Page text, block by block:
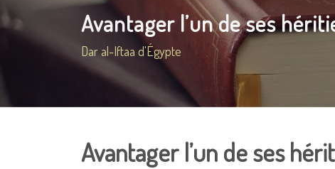
Avantager l’un de ses
Dar al-Iftaa d'Égypte
Avantager l’un de ses